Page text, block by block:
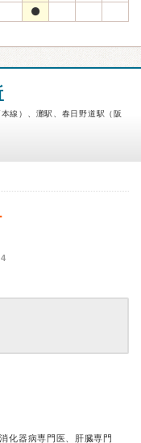
線）、灘駅、春日野道駅（阪
4
化器病専門医、肝臓専門